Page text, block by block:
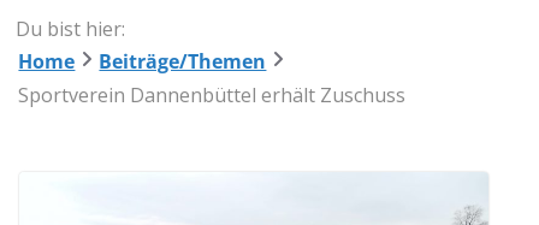
Du bist hier:
Home
Beiträge/Themen
Sportverein Dannenbüttel erhält Zuschuss